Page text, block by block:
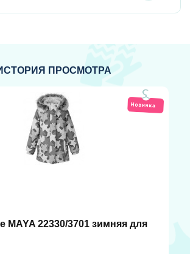
ПРОСМОТРА
MAYA 22330/3701 зимняя для